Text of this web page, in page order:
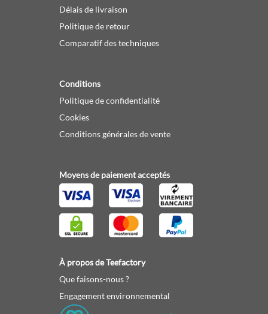
Délais de livraison
Politique de retour
Comparatif des techniques
Conditions
Politique de confidentialité
Cookies
Conditions générales de vente
Moyens de paiement acceptés
À propos de Teefactory
Que faisons-nous ?
Engagement environnemental